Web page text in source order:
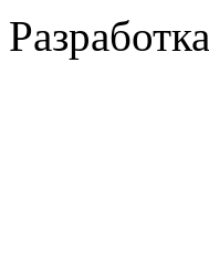
Разработка